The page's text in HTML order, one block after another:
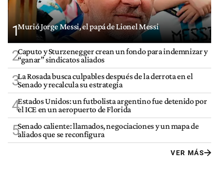
1Murió Jorge Messi, el papá de Lionel Messi
2Caputo y Sturzenegger crean un fondo para indemnizar y
“ganar” sindicatos aliados
3La Rosada busca culpables después de la derrota en el
Senado y recalcula su estrategia
4Estados Unidos: un futbolista argentino fue detenido por
el ICE en un aeropuerto de Florida
5Senado caliente: llamados, negociaciones y un mapa de
aliados que se reconfigura
VER MÁS